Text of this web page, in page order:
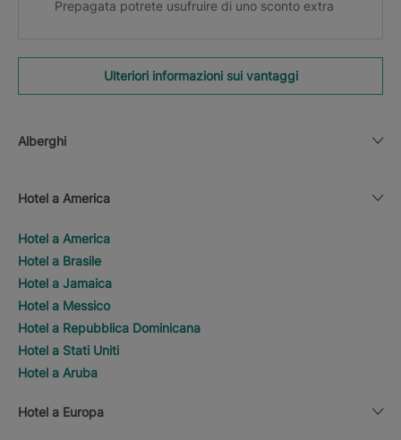
Prepagata potrete usufruire di uno sconto extra
Ulteriori informazioni sui vantaggi
Alberghi
Hotel a America
Hotel a America
Hotel a Brasile
Hotel a Jamaica
Hotel a Messico
Hotel a Repubblica Dominicana
Hotel a Stati Uniti
Hotel a Aruba
Hotel a Europa